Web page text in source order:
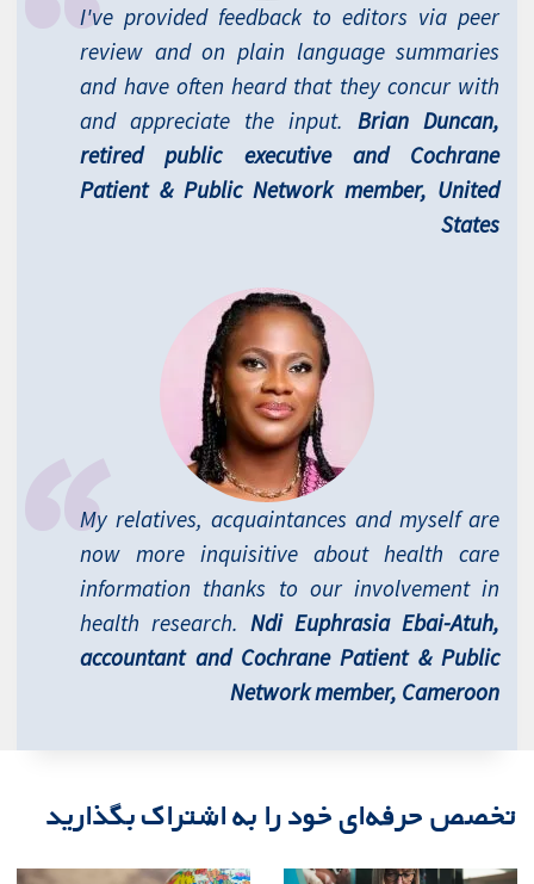
I've provided feedback to editors via peer
review and on plain language summaries
and have often heard that they concur with
and appreciate the input.Brian Duncan,
retired public executive and Cochrane
Patient & Public Network member, United
States
My relatives, acquaintances and myself are
now more inquisitive about health care
information thanks to our involvement in
health research.Ndi Euphrasia Ebai-Atuh,
accountant and Cochrane Patient & Public
Network member, Cameroon
تخصص حرفه‌ای خود را به اشتراک بگذارید